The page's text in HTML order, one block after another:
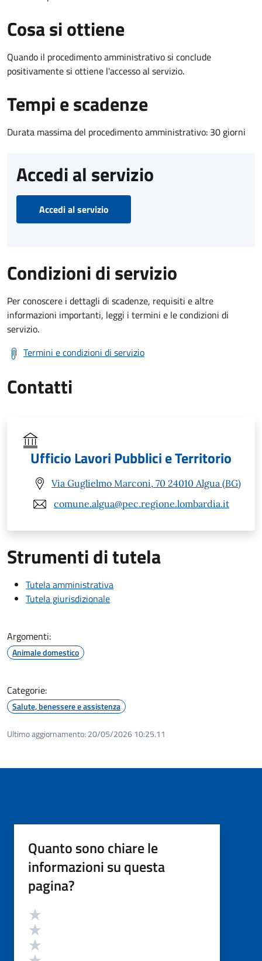
Cosa si ottiene
Quando il procedimento amministrativo si conclude
positivamente si ottiene l'accesso al servizio.
Tempi e scadenze
Durata massima del procedimento amministrativo: 30 giorni
Accedi al servizio
Accedi al servizio
Condizioni di servizio
Per conoscere i dettagli di scadenze, requisiti e altre
informazioni importanti, leggi i termini e le condizioni di
servizio.
Termini e condizioni di servizio
Contatti
Ufficio Lavori Pubblici e Territorio
Via Guglielmo Marconi, 70 24010 Algua (BG)
comune.algua@pec.regione.lombardia.it
Strumenti di tutela
Tutela amministrativa
Tutela giurisdizionale
Argomenti:
Animale domestico
Categorie:
Salute, benessere e assistenza
Ultimo aggiornamento: 20/05/2026 10:25.11
Quanto sono chiare le
informazioni su questa
pagina?
Valutazione